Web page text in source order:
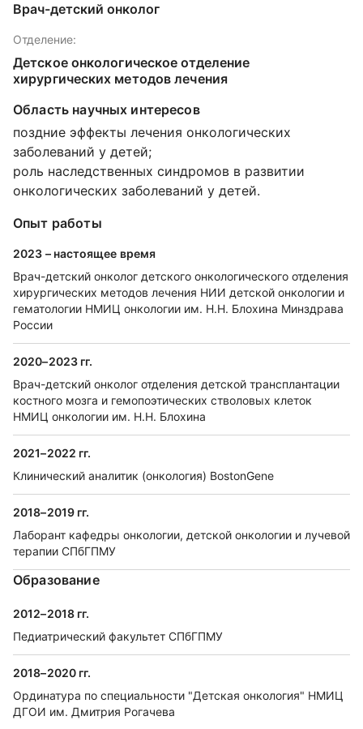
Врач-детский онколог
Отделение:
Детское онкологическое отделение
хирургических методов лечения
Область научных интересов
поздние эффекты лечения онкологических
заболеваний у детей;
роль наследственных синдромов в развитии
онкологических заболеваний у детей.
Опыт работы
2023 – настоящее время
Врач-детский онколог детского онкологического отделения
хирургических методов лечения НИИ детской онкологии и
гематологии НМИЦ онкологии им. Н.Н. Блохина Минздрава
России
2020–2023 гг.
Врач-детский онколог отделения детской трансплантации
костного мозга и гемопоэтических стволовых клеток
НМИЦ онкологии им. Н.Н. Блохина
2021–2022 гг.
Клинический аналитик (онкология) BostonGene
2018–2019 гг.
Лаборант кафедры онкологии, детской онкологии и лучевой
терапии СПбГПМУ
Образование
2012–2018 гг.
Педиатрический факультет СПбГПМУ
2018–2020 гг.
Ординатура по специальности "Детская онкология" НМИЦ
ДГОИ им. Дмитрия Рогачева